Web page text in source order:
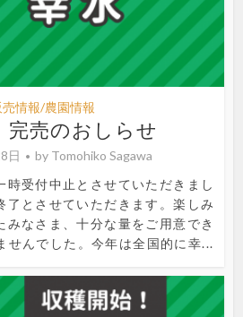
売情報/農園情報
完売のおしらせ
日 by Tomohiko Sagawa
時受付中止とさせていただきまし
了とさせていただきます。楽しみ
みなさま、十分な量をご用意でき
せんでした。今年は全国的に幸...